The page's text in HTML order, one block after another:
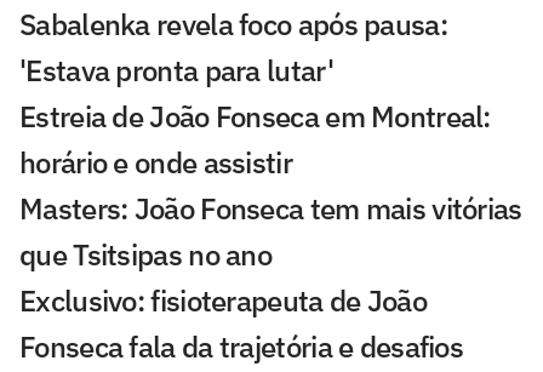
Sabalenka revela foco após pausa:
'Estava pronta para lutar'
Estreia de João Fonseca em Montreal:
horário e onde assistir
Masters: João Fonseca tem mais vitórias
que Tsitsipas no ano
Exclusivo: fisioterapeuta de João
Fonseca fala da trajetória e desafios